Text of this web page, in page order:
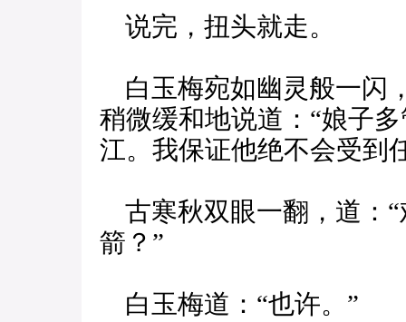
说完，扭头就走。
白玉梅宛如幽灵般一闪
稍微缓和地说道：“娘子
江。我保证他绝不会受到
古寒秋双眼一翻，道：
箭？”
白玉梅道：“也许。”